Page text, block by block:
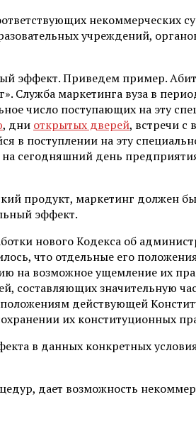
некоммерческих
учреждений,
эффект. Приведем пример.
Служба маркетинга вуза в
число поступающих на эту
, дни открытых дверей, встречи
поступлении на эту
сегодняшний день
продукт, маркетинг должен
эффект.
нового Кодекса об
что отдельные его
на возможное ущемление их
составляющих значительную
действующей
их конституционных
в данных конкретных
дает возможность